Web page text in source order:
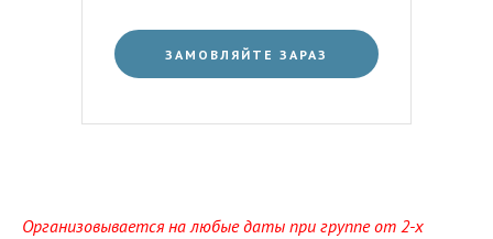
ЗАМОВЛЯЙТЕ ЗАРАЗ
Организовывается на любые даты при группе от 2-х